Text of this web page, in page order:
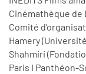
Cinémathèque de
Comité
Hamery
Shahmiri
Paris I Panthéon-